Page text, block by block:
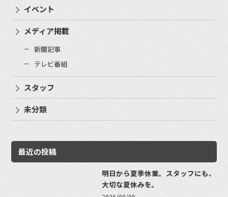
イベント
メディア掲載
新聞記事
テレビ番組
スタッフ
未分類
最近の投稿
明日から夏季休業。スタッフにも、
大切な夏休みを。